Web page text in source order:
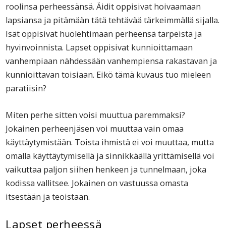
roolinsa perheessänsä. Äidit oppisivat hoivaamaan
lapsiansa ja pitämään tätä tehtävää tärkeimmällä sijalla.
Isät oppisivat huolehtimaan perheensä tarpeista ja
hyvinvoinnista. Lapset oppisivat kunnioittamaan
vanhempiaan nähdessään vanhempiensa rakastavan ja
kunnioittavan toisiaan. Eikö tämä kuvaus tuo mieleen
paratiisin?
Miten perhe sitten voisi muuttua paremmaksi?
Jokainen perheenjäsen voi muuttaa vain omaa
käyttäytymistään. Toista ihmistä ei voi muuttaa, mutta
omalla käyttäytymisellä ja sinnikkäällä yrittämisellä voi
vaikuttaa paljon siihen henkeen ja tunnelmaan, joka
kodissa vallitsee. Jokainen on vastuussa omasta
itsestään ja teoistaan.
Lapset perheessä